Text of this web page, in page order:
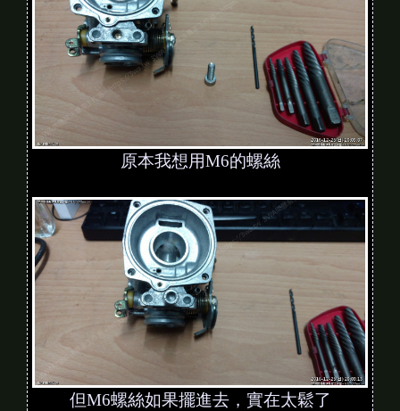
原本我想用M6的螺絲
但M6螺絲如果擺進去，實在太鬆了